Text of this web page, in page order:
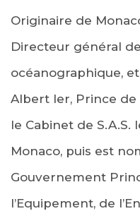
Originaire de
Directeur général
océanographique,
Albert Ier, Prince de
le Cabinet de
Monaco, puis est
Gouvernement
l’Equipement, de